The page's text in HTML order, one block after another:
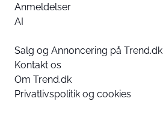
Anmeldelser
AI
Salg og Annoncering på Trend.dk
Kontakt os
Om Trend.dk
Privatlivspolitik og cookies